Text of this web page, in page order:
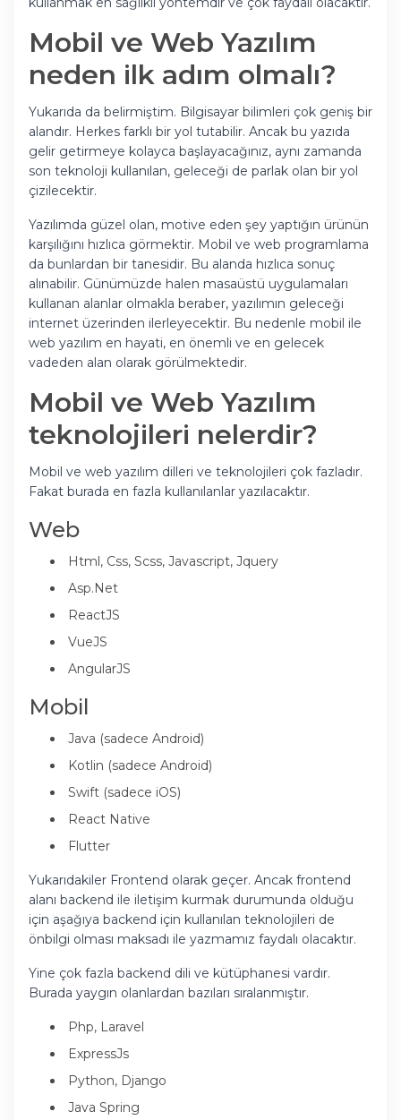
Mobil ve Web Yazılım
neden ilk adım olmalı?
Yukarıda da belirmiştim. Bilgisayar bilimleri çok geniş bir
alandır. Herkes farklı bir yol tutabilir. Ancak bu yazıda
gelir getirmeye kolayca başlayacağınız, aynı zamanda
son teknoloji kullanılan, geleceği de parlak olan bir yol
çizilecektir.
Yazılımda güzel olan, motive eden şey yaptığın ürünün
karşılığını hızlıca görmektir. Mobil ve web programlama
da bunlardan bir tanesidir. Bu alanda hızlıca sonuç
alınabilir. Günümüzde halen masaüstü uygulamaları
kullanan alanlar olmakla beraber, yazılımın geleceği
internet üzerinden ilerleyecektir. Bu nedenle mobil ile
web yazılım en hayati, en önemli ve en gelecek
vadeden alan olarak görülmektedir.
Mobil ve Web Yazılım
teknolojileri nelerdir?
Mobil ve web yazılım dilleri ve teknolojileri çok fazladır.
Fakat burada en fazla kullanılanlar yazılacaktır.
Web
Html, Css, Scss, Javascript, Jquery
Asp.Net
ReactJS
VueJS
AngularJS
Mobil
Java (sadece Android)
Kotlin (sadece Android)
Swift (sadece iOS)
React Native
Flutter
Yukarıdakiler Frontend olarak geçer. Ancak frontend
alanı backend ile iletişim kurmak durumunda olduğu
için aşağıya backend için kullanılan teknolojileri de
önbilgi olması maksadı ile yazmamız faydalı olacaktır.
Yine çok fazla backend dili ve kütüphanesi vardır.
Burada yaygın olanlardan bazıları sıralanmıştır.
Php, Laravel
ExpressJs
Python, Django
Java Spring